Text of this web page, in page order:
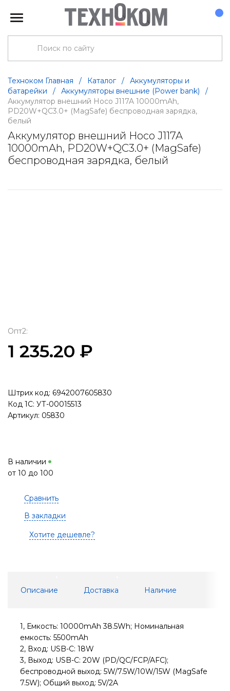
Техноком Главная / Каталог /
Аккумуляторы и
батарейки
/ Аккумуляторы внешние (Power bank)
/
Аккумулятор внешний Hoco J117A 10000mAh,
PD20W+QC3.0+ (MagSafe) беспроводная зарядка,
белый
Аккумулятор внешний Hoco J117A
10000mAh, PD20W+QC3.0+ (MagSafe)
беспроводная зарядка, белый
Опт2:
1 235.20 ₽
Штрих код: 6942007605830
Код 1С: УТ-00015513
Артикул: 05830
В наличии
от 10 до 100
Сравнить
В закладки
Хотите дешевле?
Описание Доставка Наличие
1, Емкость: 10000mAh 38.5Wh; Номинальная
емкость: 5500mAh
2, Вход: USB-C: 18W
3, Выход: USB-C: 20W (PD/QC/FCP/AFC);
беспроводной выход: 5W/7.5W/10W/15W (MagSafe
7.5W); Общий выход: 5V/2A